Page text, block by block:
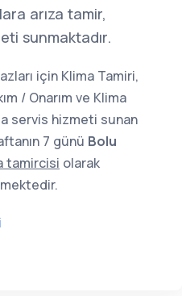
arıza tamir,
sunmaktadır.
için Klima Tamiri,
/ Onarım ve Klima
servis hizmeti sunan
7 günü Bolu
tamircisi olarak